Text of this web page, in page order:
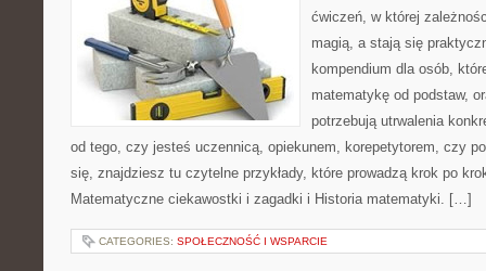
ćwiczeń, w której
magią, a stają się
kompendium dla osób,
matematykę od podstaw,
potrzebują utrwalenia
od tego, czy jesteś uczennicą, opiekunem, korepetytorem, czy
się, znajdziesz tu czytelne przykłady, które prowadzą krok po
Matematyczne ciekawostki i zagadki i Historia matematyki. […]
CATEGORIES: SPOŁECZNOŚĆ I WSPARCIE